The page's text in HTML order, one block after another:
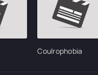
Coulrophobia